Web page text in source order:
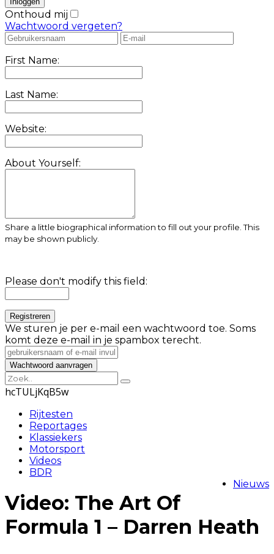
Onthoud mij
Wachtwoord vergeten?
First Name:
Last Name:
Website:
About Yourself:
Share a little biographical information to fill out your profile. This
may be shown publicly.
Please don't modify this field:
We sturen je per e-mail een wachtwoord toe. Soms
komt deze e-mail in je spambox terecht.
hcTULjKqB5w
Rijtesten
Reportages
Klassiekers
Motorsport
Videos
BDR
Nieuws
Video: The Art Of
Formula 1 – Darren Heath